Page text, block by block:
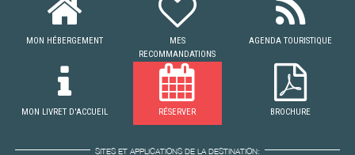
MON HÉBERGEMENT
MES
RECOMMANDATIONS
AGENDA TOURISTIQUE
MON LIVRET D'ACCUEIL RÉSERVER BROCHURE
SITES ET APPLICATIONS DE LA DESTINATION: